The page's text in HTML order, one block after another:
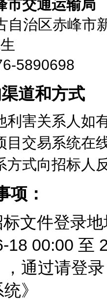
市交通运输局
治区赤峰市
5890698
道和方式
利害关系人如
目交易系统在
方式向招标人
项：
文件登录
18 00:00 至
通过请登
》